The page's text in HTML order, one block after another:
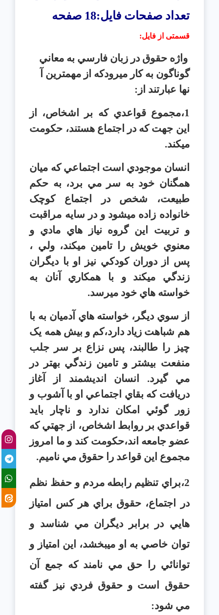
تعداد صفحات فایل:18 صفحه
قسمتی از فایل:
واژه حقوق در زبان فارسي به معاني
گوناگون به کار ميرودکه از مهمترين آ
نها عبارتند از:
1،مجموع قواعدي که بر اشخاص، از
اين جهت که در اجتماع هستند، حکومت
ميکند.
انسان موجودي است اجتماعي که ميان
همگنان خود به سر مي برد، به حکم
طبيعت، شخص در اجتماع کوچک
خانواده زاده ميشود و در سايه مراقبت
و تربيت اين گروه نياز هاي مادي و
معنوي خويش را تامين ميکند، ولي ،
پس از دوران کودکي نيز او با ديگران
زندگي ميکند و با همکاري آنان به
خواسته هاي خود ميرسد.
از سوي ديگر، خواسته هاي آدميان به با
هم شباهت زياد دارد،کم و بيش همه يک
چيز را طالبند، پس نزاع بر سر جلب
منفعت بيشتر و تامين زندگي بهتر در
مي گيرد. انسان انديشمند از آغاز
دريافت که بقاي اجتماعي او با آشوب و
زور گوئي امکان ندارد و ناچار بايد
قواعدي بر روابط اشخاص، از جهتي که
عضو جامعه اند،حکومت کند و ما امروز
مجموع اين قواعد را حقوق مي ناميم.
2،براي تنظيم رابطه مردم و حفظ نظم
در اجتماع، حقوق براي هر کس امتياز
هايي در برابر ديگران مي شناسد و
توان خاصي به او ميبخشد، اين امتياز و
توانائي را حق مي نامند که جمع آن
حقوق است و حقوق فردي نيز گفته
مي شود: